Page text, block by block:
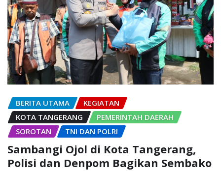
BERITA UTAMA
KEGIATAN
KOTA TANGERANG
PEMERINTAH DAERAH
SOROTAN
TNI DAN POLRI
Sambangi Ojol di Kota Tangerang,
Polisi dan Denpom Bagikan Sembako